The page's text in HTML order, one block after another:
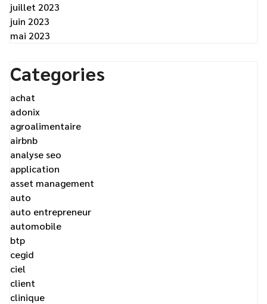
juillet 2023
juin 2023
mai 2023
Categories
achat
adonix
agroalimentaire
airbnb
analyse seo
application
asset management
auto
auto entrepreneur
automobile
btp
cegid
ciel
client
clinique